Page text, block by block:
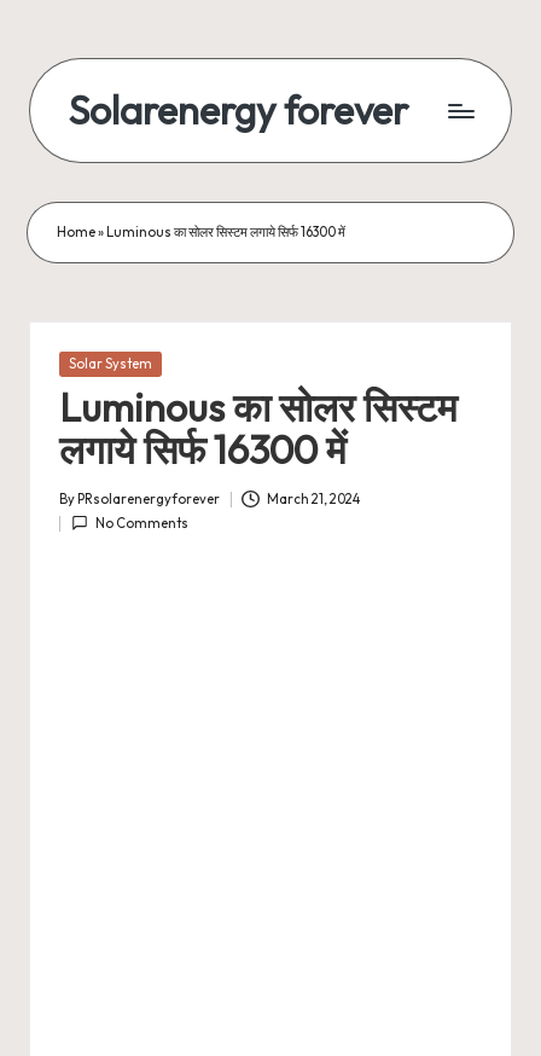
content
Solarenergy forever
बिजली
Home» Luminous का सोलर सिस्टम लगाये सिर्फ 16300 में
Posted
Solar System
Luminous का सोलर सिस्टम
लगाये सिर्फ 16300 में
Posted
by
By PRsolarenergyforever
March 21, 2024
No Comments